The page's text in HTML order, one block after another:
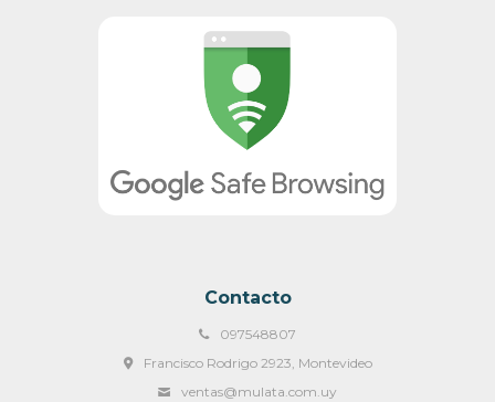
Contacto
097548807
Francisco Rodrigo 2923, Montevideo
ventas@mulata.com.uy